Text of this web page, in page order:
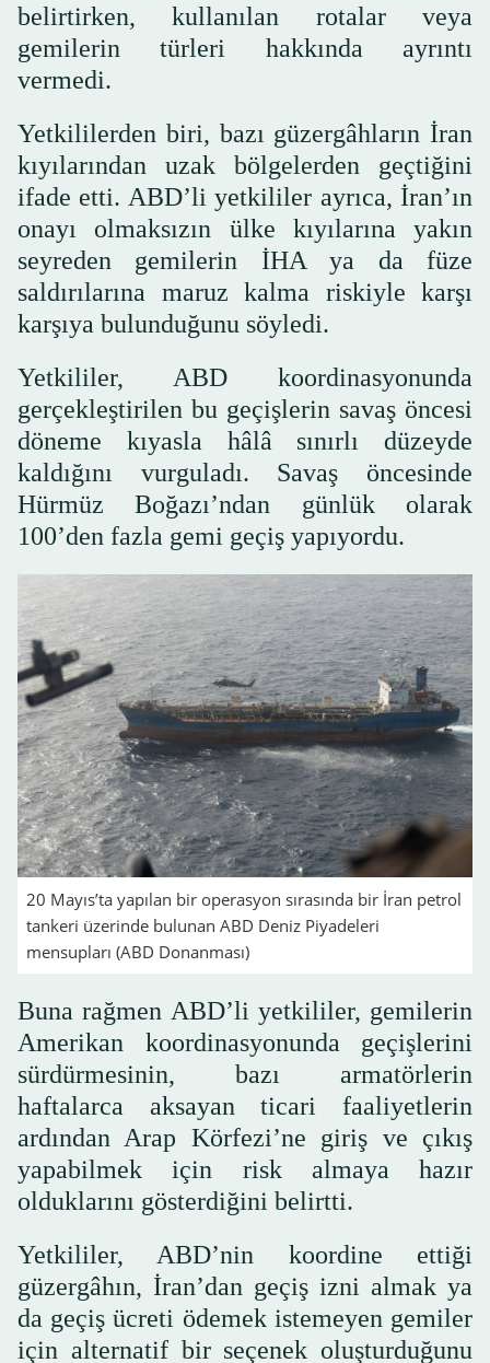
belirtirken, kullanılan rotalar veya
gemilerin türleri hakkında ayrıntı
vermedi.
Yetkililerden biri, bazı güzergâhların İran
kıyılarından uzak bölgelerden geçtiğini
ifade etti. ABD’li yetkililer ayrıca, İran’ın
onayı olmaksızın ülke kıyılarına yakın
seyreden gemilerin İHA ya da füze
saldırılarına maruz kalma riskiyle karşı
karşıya bulunduğunu söyledi.
Yetkililer, ABD koordinasyonunda
gerçekleştirilen bu geçişlerin savaş öncesi
döneme kıyasla hâlâ sınırlı düzeyde
kaldığını vurguladı. Savaş öncesinde
Hürmüz Boğazı’ndan günlük olarak
100’den fazla gemi geçiş yapıyordu.
20 Mayıs’ta yapılan bir operasyon sırasında bir İran petrol
tankeri üzerinde bulunan ABD Deniz Piyadeleri
mensupları (ABD Donanması)
Buna rağmen ABD’li yetkililer, gemilerin
Amerikan koordinasyonunda geçişlerini
sürdürmesinin, bazı armatörlerin
haftalarca aksayan ticari faaliyetlerin
ardından Arap Körfezi’ne giriş ve çıkış
yapabilmek için risk almaya hazır
olduklarını gösterdiğini belirtti.
Yetkililer, ABD’nin koordine ettiği
güzergâhın, İran’dan geçiş izni almak ya
da geçiş ücreti ödemek istemeyen gemiler
için alternatif bir seçenek oluşturduğunu